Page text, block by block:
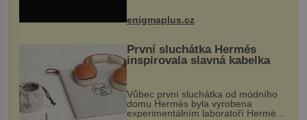
...
enigmaplus.cz
První sluchátka Hermés
inspirovala slavná kabelka
Vůbec první sluchátka od módního
domu Hermès byla vyrobena
experimentálním laboratoří Hermès